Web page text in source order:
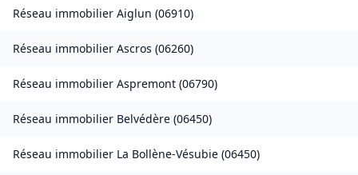
Réseau immobilier Aiglun (06910)
Réseau immobilier Ascros (06260)
Réseau immobilier Aspremont (06790)
Réseau immobilier Belvédère (06450)
Réseau immobilier La Bollène-Vésubie (06450)